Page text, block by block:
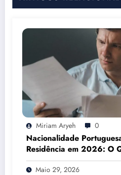
Miriam Aryeh 0
Nacionalidade
Residência em 2026: O
Mesmo
Maio 29, 2026